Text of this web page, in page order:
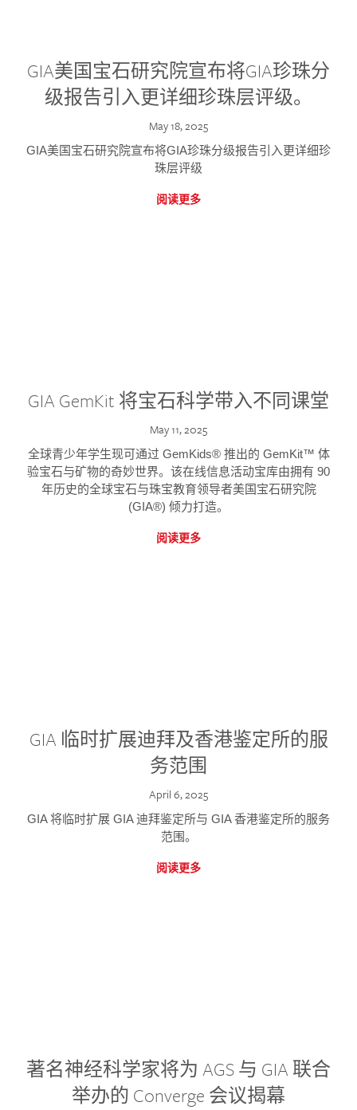
GIA美国宝石研究院宣布将GIA珍珠分
级报告引入更详细珍珠层评级。
May 18, 2025
GIA美国宝石研究院宣布将GIA珍珠分级报告引入更详细珍
珠层评级
阅读更多
GIA GemKit 将宝石科学带入不同课堂
May 11, 2025
全球青少年学生现可通过 GemKids® 推出的 GemKit™ 体
验宝石与矿物的奇妙世界。该在线信息活动宝库由拥有 90
年历史的全球宝石与珠宝教育领导者美国宝石研究院
(GIA®) 倾力打造。
阅读更多
GIA 临时扩展迪拜及香港鉴定所的服
务范围
April 6, 2025
GIA 将临时扩展 GIA 迪拜鉴定所与 GIA 香港鉴定所的服务
范围。
阅读更多
著名神经科学家将为 AGS 与 GIA 联合
举办的 Converge 会议揭幕